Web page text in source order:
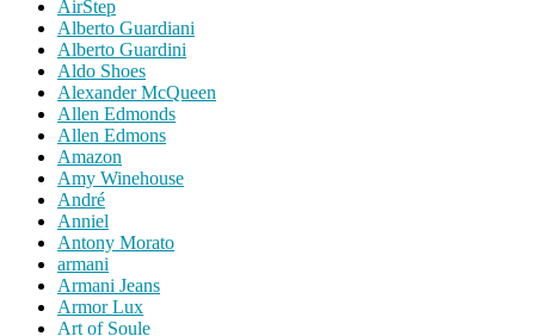
AirStep
Alberto Guardiani
Alberto Guardini
Aldo Shoes
Alexander McQueen
Allen Edmonds
Allen Edmons
Amazon
Amy Winehouse
André
Anniel
Antony Morato
armani
Armani Jeans
Armor Lux
Art of Soule